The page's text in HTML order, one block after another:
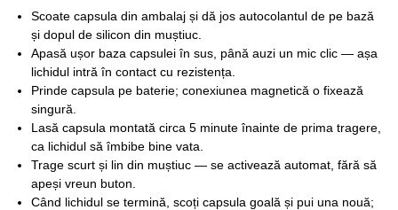
Scoate capsula din ambalaj și dă jos autocolantul de pe bază
și dopul de silicon din muștiuc.
Apasă ușor baza capsulei în sus, până auzi un mic clic — așa
lichidul intră în contact cu rezistența.
Prinde capsula pe baterie; conexiunea magnetică o fixează
singură.
Lasă capsula montată circa 5 minute înainte de prima tragere,
ca lichidul să îmbibe bine vata.
Trage scurt și lin din muștiuc — se activează automat, fără să
apeși vreun buton.
Când lichidul se termină, scoți capsula goală și pui una nouă;